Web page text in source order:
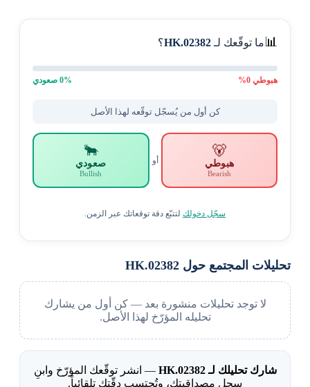
📊 ما توقّعك لـ02382.HK ؟
هبوطي0
%
0% صعودي
كن أول من يُسجّل توقّعه لهذا الأصل
🐻
هبوطي
Bearish
أو
🐂
صعودي
Bullish
سجّل دخولكلتتبّع دقة توقعاتك عبر الزمن.
تحليلات المجتمع حول 02382.HK
لا توجد تحليلات منشورة بعد — كن أول من يشارك
تحليله المؤرّخ لهذا الأصل.
شارك تحليلك لـ 02382.HK
— انشر توقّعك المؤرّخ وابنِ
سجل مصداقيتك، وتُحتسب دقّتك تلقائياً.